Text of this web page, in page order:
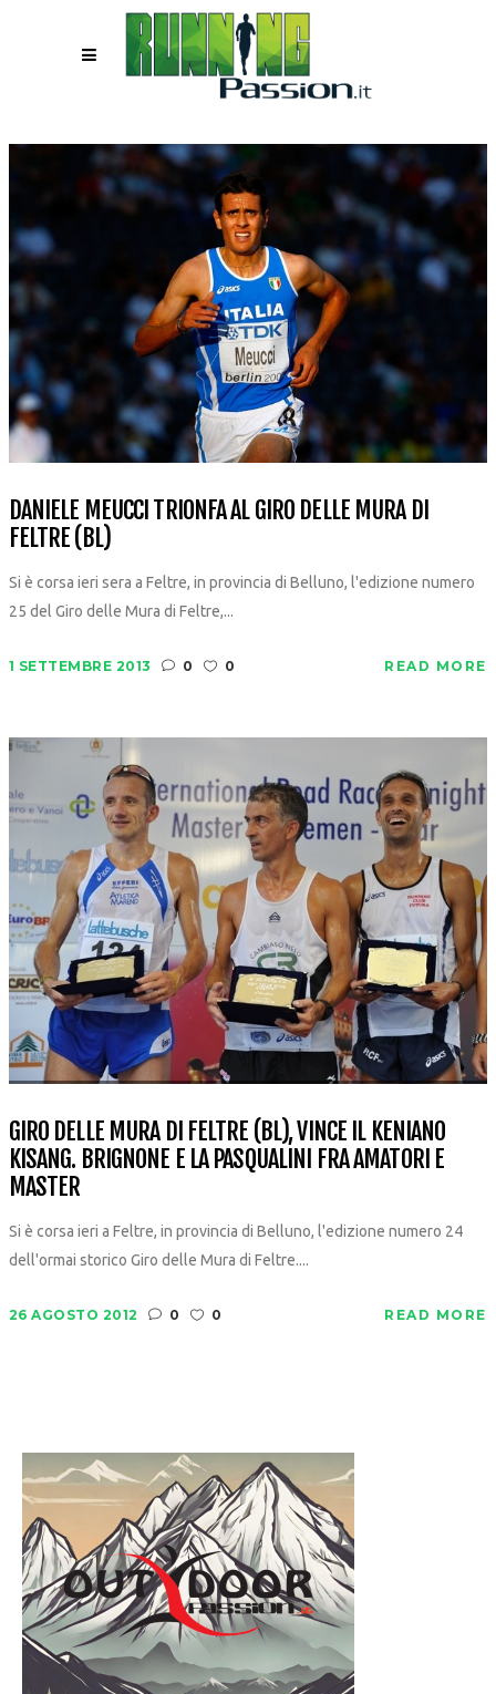
DANIELE MEUCCI TRIONFA AL GIRO DELLE MURA DI
FELTRE (BL)
Si è corsa ieri sera a Feltre, in provincia di Belluno, l'edizione numero
25 del Giro delle Mura di Feltre,...
1 SETTEMBRE 2013 0 0 READ MORE
GIRO DELLE MURA DI FELTRE (BL), VINCE IL KENIANO
KISANG. BRIGNONE E LA PASQUALINI FRA AMATORI E
MASTER
Si è corsa ieri a Feltre, in provincia di Belluno, l'edizione numero 24
dell'ormai storico Giro delle Mura di Feltre....
26 AGOSTO 2012 0 0 READ MORE